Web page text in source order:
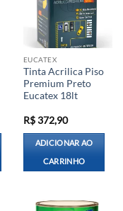
EUCATEX
Tinta Acrilica Piso
Premium Preto
Eucatex 18lt
R$372,90
ADICIONAR AO
CARRINHO